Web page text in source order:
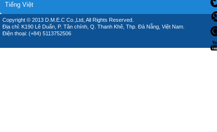
Tiếng Việt
Copyright © 2013 D.M.E.C Co.,Ltd, All Rights Reserved.
Địa chỉ: K190 Lê Duẩn, P. Tân chính, Q. Thanh Khê, Thp. Đà Nẵng, Việt Nam.
Điện thoại: (+84) 5113752506